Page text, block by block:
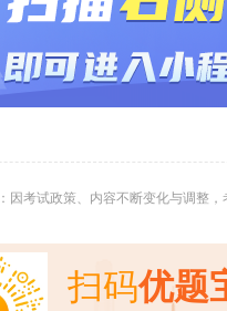
因考试政策、内容不断变化与调整
扫码优题